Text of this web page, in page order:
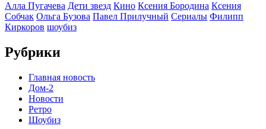
Алла Пугачева Дети звезд Кино Ксения Бородина Ксения
Собчак Ольга Бузова Павел Прилучный Сериалы Филипп
Киркоров шоубиз
Рубрики
Главная новость
Дом-2
Новости
Ретро
Шоубиз